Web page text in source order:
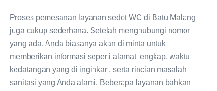
Proses pemesanan layanan sedot WC di Batu Malang
juga cukup sederhana. Setelah menghubungi nomor
yang ada, Anda biasanya akan di minta untuk
memberikan informasi seperti alamat lengkap, waktu
kedatangan yang di inginkan, serta rincian masalah
sanitasi yang Anda alami. Beberapa layanan bahkan